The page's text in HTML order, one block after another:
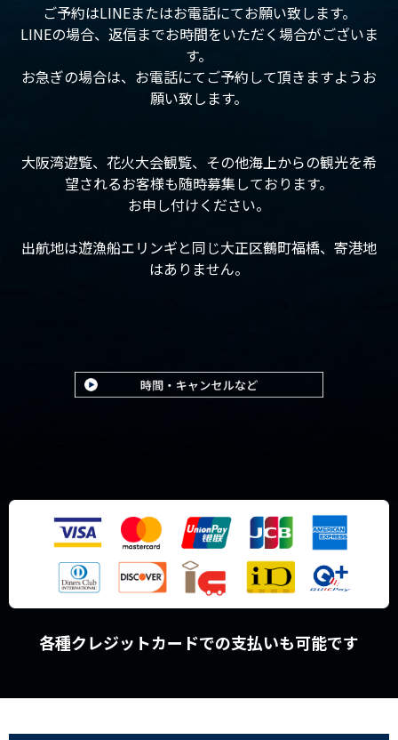
ご予約はLINEまたはお電話にてお願い致します。
LINEの場合、返信までお時間をいただく場合がございま
す。
お急ぎの場合は、お電話にてご予約して頂きますようお
願い致します。
大阪湾遊覧、花火大会観覧、その他海上からの観光を希
望されるお客様も随時募集しております。
お申し付けください。
出航地は遊漁船エリンギと同じ大正区鶴町福橋、寄港地
はありません。
各種クレジットカードでの支払いも可能です